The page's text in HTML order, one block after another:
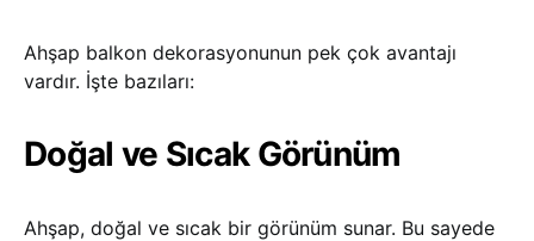
Ahşap balkon dekorasyonunun pek çok avantajı
vardır. İşte bazıları:
Doğal ve Sıcak Görünüm
Ahşap, doğal ve sıcak bir görünüm sunar. Bu sayede